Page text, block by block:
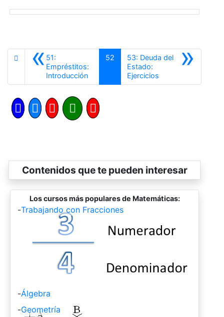
«51:
Empréstitos:
IntroducciónAnterior
52 »
53: Deuda del
Estado:
Ejercicios
Contenidos que te pueden interesar
Los cursos más populares de Matemáticas:
-Trabajando con Fracciones
-Álgebra
-Geometría